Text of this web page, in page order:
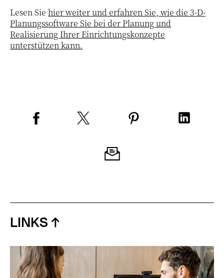
Lesen Sie hier weiter und erfahren Sie, wie die 3-D-
Planungssoftware Sie bei der Planung und
Realisierung Ihrer Einrichtungskonzepte
unterstützen kann.
LINKS